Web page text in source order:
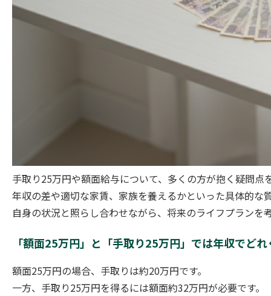
手取り25万円や額面給与について、多くの方が抱く疑問点
年収の差や適切な家賃、家族を養えるかといった具体的な
自身の状況と照らし合わせながら、将来のライフプランを
「額面25万円」と「手取り25万円」では年収でど
額面25万円の場合、手取りは約20万円です。
一方、手取り25万円を得るには額面約32万円が必要です。